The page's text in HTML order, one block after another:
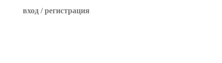
вход / регистрация